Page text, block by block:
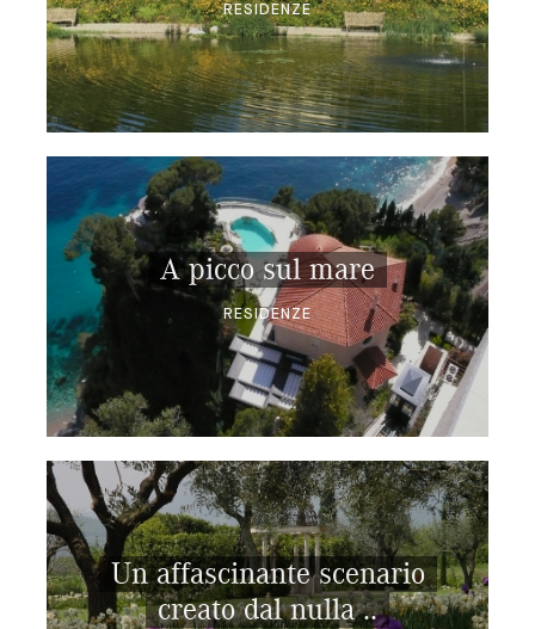
RESIDENZE
A picco sul mare
RESIDENZE
Un affascinante scenario
creato dal nulla ..